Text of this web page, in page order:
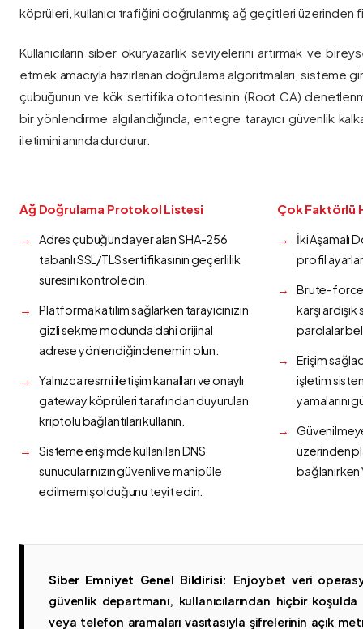
köprüleri, kullanıcı trafiğini doğrulanmış ağ geçitleri üzerinden
Kullanıcıların siber okuryazarlık seviyelerini artırmak ve
etmek amacıyla hazırlanan doğrulama algoritmaları, sisteme
çubuğunun ve kök sertifika otoritesinin (Root CA)
bir yönlendirme algılandığında, entegre tarayıcı güvenlik
iletimini anında durdurur.
Ağ Doğrulama Protokol Listesi
Adres çubuğunda yer alan SHA-256
tabanlı SSL/TLS sertifikasının geçerlilik
süresini kontrol edin.
Platforma katılım sağlarken tarayıcınızın
gizli sekme modunda dahi orijinal
adrese yönlendiğinden emin olun.
Yalnızca resmi iletişim kanalları ve onaylı
gateway köprüleri tarafından duyurulan
kriptolu bağlantıları kullanın.
Sisteme erişimde kullanılan DNS
sunucularınızın güvenli ve manipüle
edilmemiş olduğunu teyit edin.
Çok Faktörlü
İki Aşamalı
profil
Brute-force
karşı
parolalar
Erişim
işletim
yamalarını
üzerinden
bağlanırken
Siber Emniyet Genel Bildirisi:
Enjoybet veri
güvenlik departmanı, kullanıcılarından hiçbir
veya telefon aramaları vasıtasıyla şifrelerinin açık